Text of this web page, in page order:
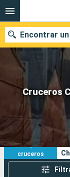
Cruceros
Encontrar
Nuestros
Fecha de salida
1
cruceros